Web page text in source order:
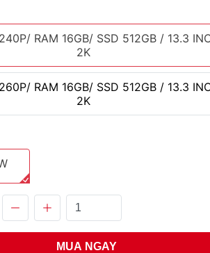
RAM 16GB/ SSD 512GB / 13.3
2K
RAM 16GB/ SSD 512GB / 13.3
2K
MUA NGAY